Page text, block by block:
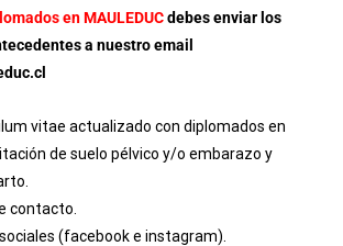
en MAULEDUCdebes enviar los
a nuestro email
vitae actualizado con diplomados en
de suelo pélvico y/o embarazo y
contacto.
(facebook e instagram).